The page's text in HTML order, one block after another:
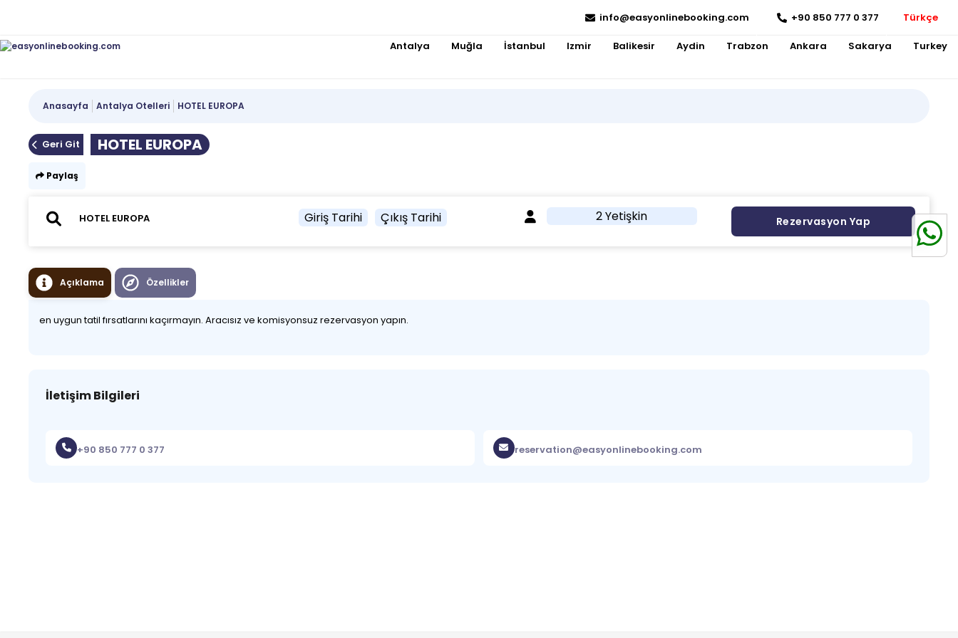
info@easyonlinebooking.com +90 850 777 0 377 Türkçe
Antalya Muğla İstanbul Izmir Balikesir Aydin Trabzon Ankara Sakarya Turkey
Anasayfa Antalya Otelleri HOTEL EUROPA
Geri Git HOTEL EUROPA
Paylaş
Giriş Tarihi Çıkış Tarihi 2 Yetişkin Rezervasyon Yap
Açıklama Özellikler
en uygun tatil fırsatlarını kaçırmayın. Aracısız ve komisyonsuz rezervasyon yapın.
İletişim Bilgileri
+90 850 777 0 377 reservation@easyonlinebooking.com